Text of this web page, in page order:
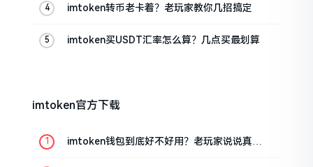
imtoken转币老卡着？老玩家教你几招搞定
imtoken买USDT汇率怎么算？几点买最划算
imtoken官方下载
imtoken钱包到底好不好用？老玩家说说真实